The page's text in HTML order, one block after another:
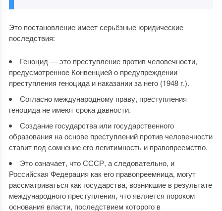
Это постановление имеет серьёзные юридические
последствия:
Геноцид — это преступление против человечности,
предусмотренное Конвенцией о предупреждении
преступления геноцида и наказании за него (1948 г.).
Согласно международному праву, преступления
геноцида не имеют срока давности.
Создание государства или государственного
образования на основе преступлений против человечности
ставит под сомнение его легитимность и правопреемство.
Это означает, что СССР, а следовательно, и
Российская Федерация как его правопреемница, могут
рассматриваться как государства, возникшие в результате
международного преступления, что является пороком
основания власти, последствием которого в